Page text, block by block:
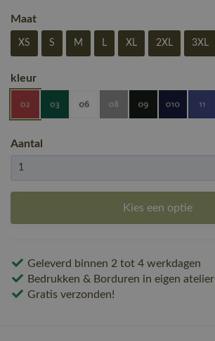
Maat
XS S M L XL 2XL 3XL
kleur
Aantal
Kies een optie
Geleverd binnen 2 tot 4 werkdagen
Bedrukken & Borduren in eigen atelier
Gratis verzonden!